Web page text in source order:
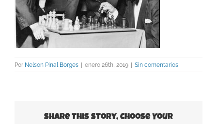
Por Nelson Pinal Borges | enero 26th, 2019 | Sin comentarios
Share This Story, Choose Your